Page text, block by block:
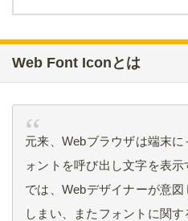
Web Font Iconとは
元来、Webブラウザは端末
ォントを呼び出し文字を表
では、Webデザイナーが意
しまい、またフォントに関